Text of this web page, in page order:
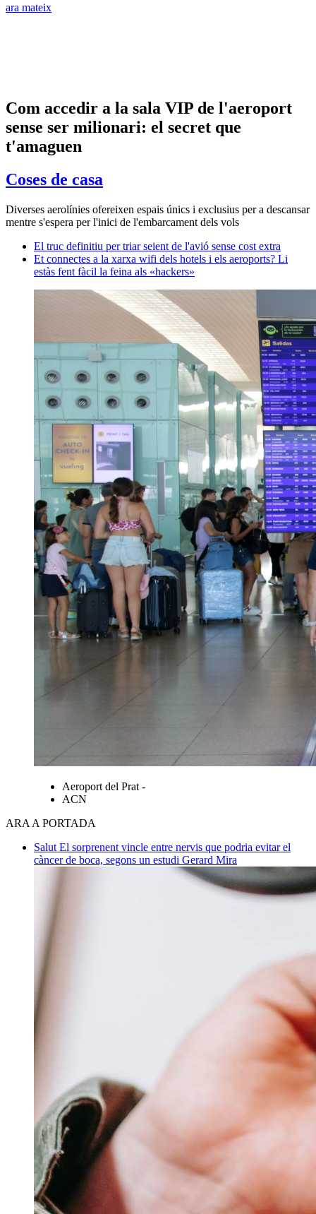
ara mateix
Com accedir a la sala VIP de l'aeroport
sense ser milionari: el secret que
t'amaguen
Coses de casa
Diverses aerolínies ofereixen espais únics i exclusius per a descansar
mentre s'espera per l'inici de l'embarcament dels vols
El truc definitiu per triar seient de l'avió sense cost extra
Et connectes a la xarxa wifi dels hotels i els aeroports? Li
estàs fent fàcil la feina als «hackers»
Aeroport del Prat -
ACN
ARA A PORTADA
Salut El sorprenent vincle entre nervis que podria evitar el
càncer de boca, segons un estudi Gerard Mira